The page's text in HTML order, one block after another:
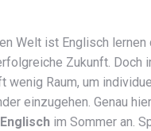
Welt ist Englisch lernen
Zukunft. Doch
wenig Raum, um
einzugehen. Genau
im Sommer an.